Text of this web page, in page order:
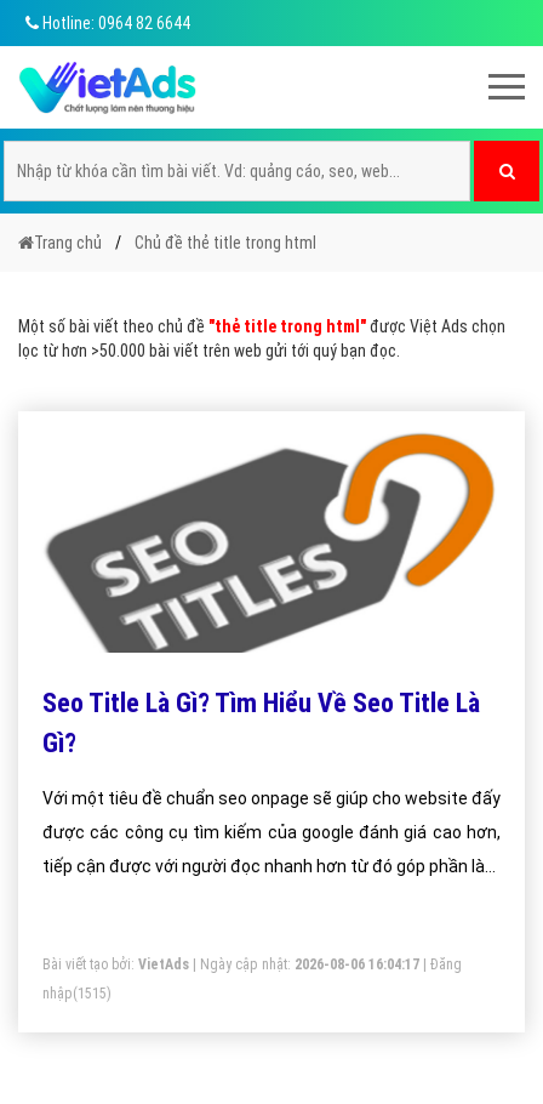
Hotline: 0964 82 6644
Trang chủ Chủ đề thẻ title trong html
Một số bài viết theo chủ đề "thẻ title trong html"được Việt Ads chọn
lọc từ hơn >50.000 bài viết trên web gửi tới quý bạn đọc.
Seo Title Là Gì? Tìm Hiểu Về Seo Title Là
Gì?
Với một tiêu đề chuẩn seo onpage sẽ giúp cho website đấy
được các công cụ tìm kiếm của google đánh giá cao hơn,
tiếp cận được với người đọc nhanh hơn từ đó góp phần làm
Bài viết tạo bởi: VietAds | Ngày cập nhật: 2026-08-06 16:04:17
Đăng
nhập(1515)